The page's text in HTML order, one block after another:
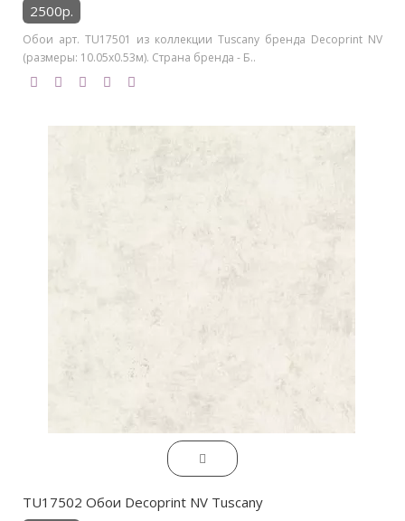
2500р.
Обои арт. TU17501 из коллекции Tuscany бренда Decoprint NV
(размеры: 10.05х0.53м). Страна бренда - Б..
TU17502 Обои Decoprint NV Tuscany